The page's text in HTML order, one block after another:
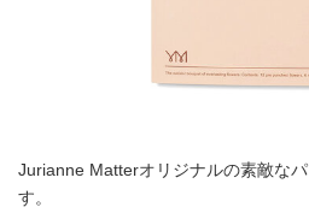
Jurianne Matterオリジナルの素敵な
す。